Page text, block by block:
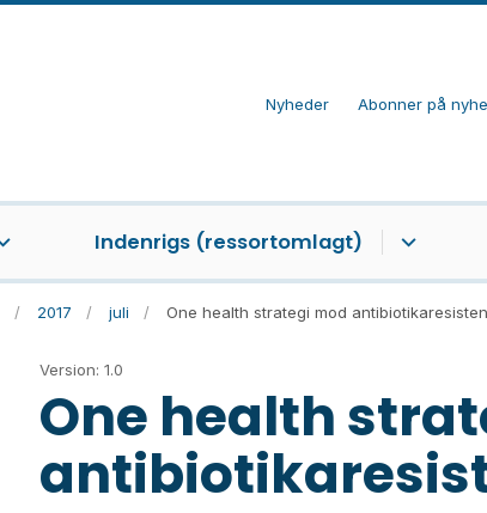
Nyheder Abonner på
Indenrigs (ressortomlagt)
2017 juli One health strategi mod
Version: 1.0
One health